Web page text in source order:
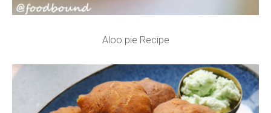
Aloo pie Recipe